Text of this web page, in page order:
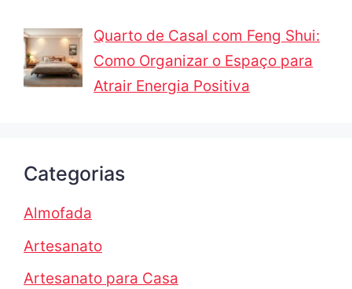
Quarto de Casal com Feng Shui:
Como Organizar o Espaço para
Atrair Energia Positiva
Categorias
Almofada
Artesanato
Artesanato para Casa